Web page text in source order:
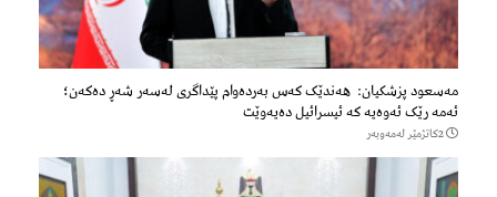
مەسعود پزشكیان: هەندێک کەس بەردەوام پێداگری لەسەر شەڕ دەكەن؛
ئەمە رێک ئەوەیە کە ئیسرائیل دەیەوێت
2كاتژمێر لەمەوبەر